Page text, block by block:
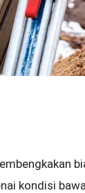
kondisi